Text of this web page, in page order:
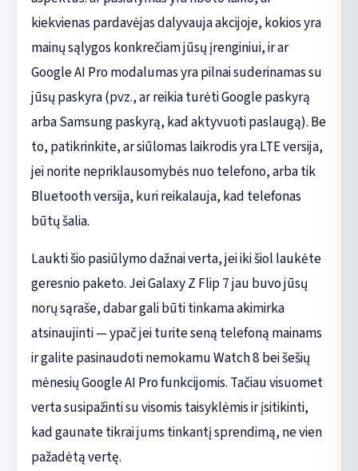
kiekvienas pardavėjas dalyvauja akcijoje, kokios yra
mainų sąlygos konkrečiam jūsų įrenginiui, ir ar
Google AI Pro modalumas yra pilnai suderinamas su
jūsų paskyra (pvz., ar reikia turėti Google paskyrą
arba Samsung paskyrą, kad aktyvuoti paslaugą). Be
to, patikrinkite, ar siūlomas laikrodis yra LTE versija,
jei norite nepriklausomybės nuo telefono, arba tik
Bluetooth versija, kuri reikalauja, kad telefonas
būtų šalia.
Laukti šio pasiūlymo dažnai verta, jei iki šiol laukėte
geresnio paketo. Jei Galaxy Z Flip 7 jau buvo jūsų
norų sąraše, dabar gali būti tinkama akimirka
atsinaujinti — ypač jei turite seną telefoną mainams
ir galite pasinaudoti nemokamu Watch 8 bei šešių
mėnesių Google AI Pro funkcijomis. Tačiau visuomet
verta susipažinti su visomis taisyklėmis ir įsitikinti,
kad gaunate tikrai jums tinkantį sprendimą, ne vien
pažadėtą vertę.